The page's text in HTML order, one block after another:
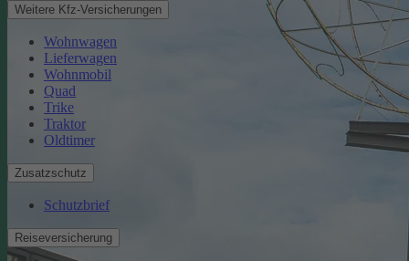
Weitere Kfz-Versicherungen
Wohnwagen
Lieferwagen
Wohnmobil
Quad
Trike
Traktor
Oldtimer
Zusatzschutz
Schutzbrief
Reiseversicherung